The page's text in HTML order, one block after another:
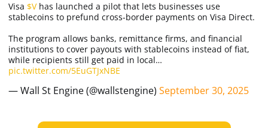
Visa $Vhas launched a pilot that lets businesses use
stablecoins to prefund cross-border payments on Visa Direct.
The program allows banks, remittance firms, and financial
institutions to cover payouts with stablecoins instead of fiat,
while recipients still get paid in local…
pic.twitter.com/5EuGTJxNBE
— Wall St Engine (@wallstengine) September 30, 2025